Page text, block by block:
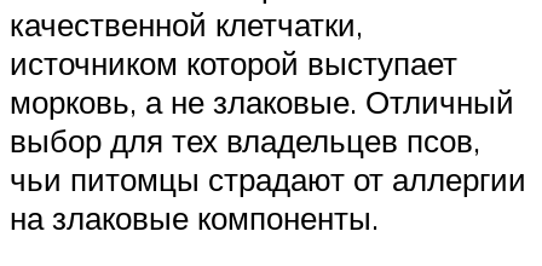
качественной клетчатки,
источником которой выступает
морковь, а не злаковые. Отличный
выбор для тех владельцев псов,
чьи питомцы страдают от аллергии
на злаковые компоненты.